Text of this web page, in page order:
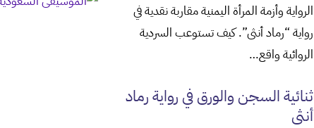
الرواية وأزمة المرأة اليمنية مقاربة نقدية في
رواية “رماد أنثى”. كيف تستوعب السردية
الروائية واقع…
ثنائية السجن والورق في رواية رماد
أنثى